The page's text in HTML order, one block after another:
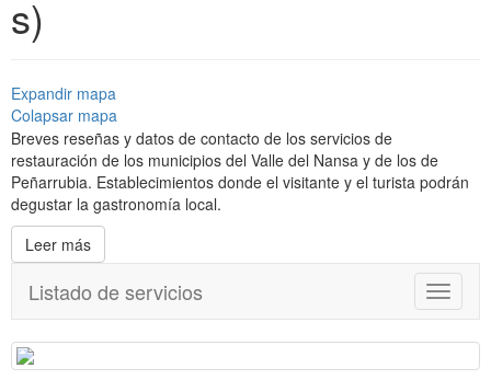
s)
Expandir mapa
Colapsar mapa
Breves reseñas y datos de contacto de los servicios de
restauración de los municipios del Valle del Nansa y de los de
Peñarrubia. Establecimientos donde el visitante y el turista podrán
degustar la gastronomía local.
Leer más
T
o
g
Listado de servicios